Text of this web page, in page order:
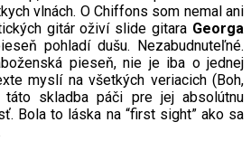
vlnách. O Chiffons som nemal ani
gitár oživí slide gitara Georga
pohladí dušu. Nezabudnuteľné.
pieseň, nie je iba o jednej
myslí na všetkých veriacich (Boh,
táto skladba páči pre jej absolútnu
Bola to láska na “first sight” ako sa